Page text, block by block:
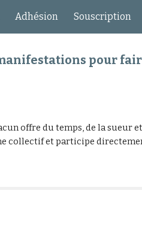
Skip to navigation
Adhésion Souscription
pour
offre du temps, de la
collectif et participe